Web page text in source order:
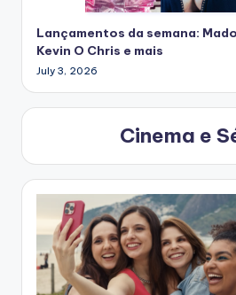
Lançamentos da semana:
Kevin O Chris e mais
July 3, 2026
Cinema e